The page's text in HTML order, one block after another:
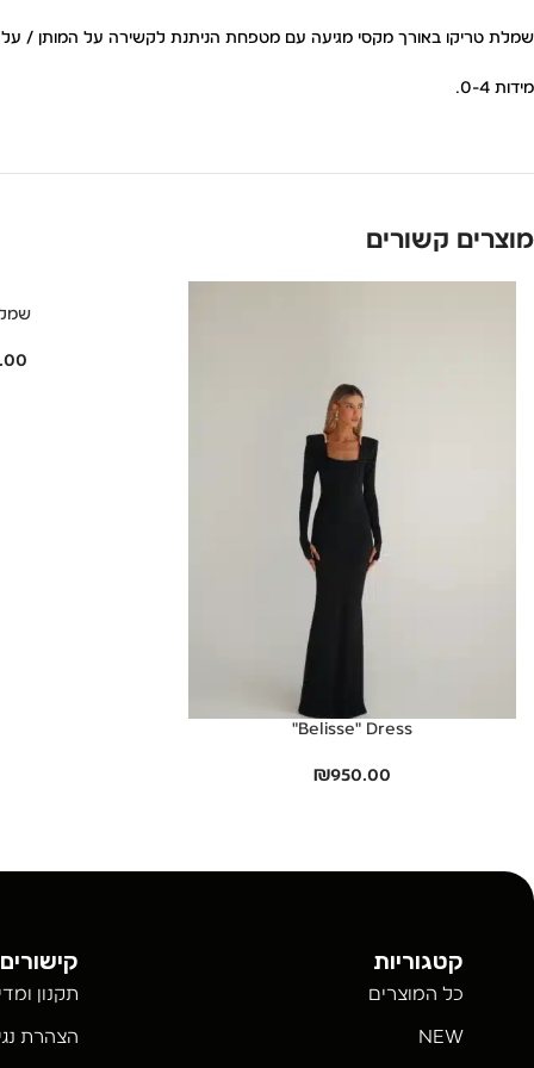
שמלת טריקו באורך מקסי מגיעה עם מטפחת הניתנת לקשירה על המותן /
מידות 0-4.
מוצרים קשורים
Belisse" Dress"
₪950.00
קטגוריות
כל המוצרים
NEW
תקנון
הצהרת